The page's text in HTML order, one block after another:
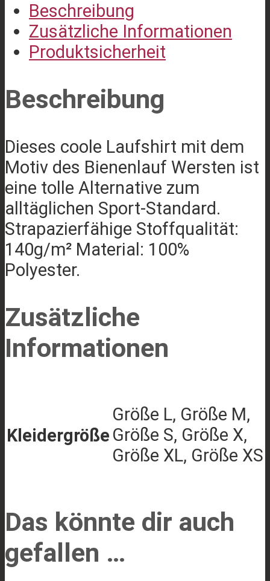
Beschreibung
Zusätzliche Informationen
Produktsicherheit
Beschreibung
Dieses coole Laufshirt mit dem
Motiv des Bienenlauf Wersten ist
eine tolle Alternative zum
alltäglichen Sport-Standard.
Strapazierfähige Stoffqualität:
140g/m² Material: 100%
Polyester.
Zusätzliche
Informationen
Kleidergröße
Größe L, Größe M,
Größe S, Größe X,
Größe XL, Größe XS
Das könnte dir auch
gefallen …